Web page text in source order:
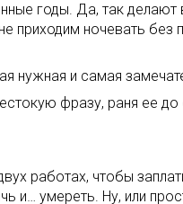
годы. Да, так
приходим ночевать
и самая
фразу, раня ее до
работах, чтобы
и… умереть. Ну, или